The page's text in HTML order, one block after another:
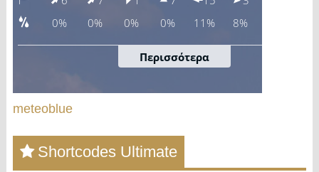
meteoblue
Shortcodes Ultimate